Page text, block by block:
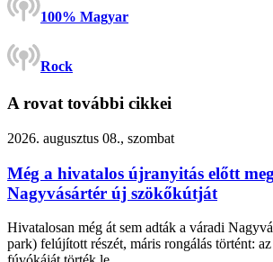
100% Magyar
Rock
A rovat további cikkei
2026. augusztus 08., szombat
Még a hivatalos újranyitás előtt
Nagyvásártér új szökőkútját
Hivatalosan még át sem adták a váradi
park) felújított részét, máris rongálás történt: